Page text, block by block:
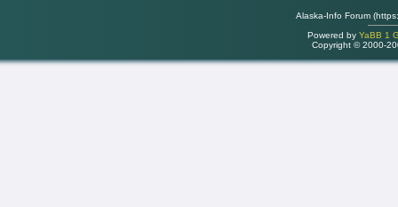
Alaska-Info Forum
Powered by YaBB 1
Copyright © 2000-